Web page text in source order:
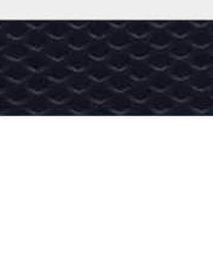
บรรทุก
ปั๊ม
คอนกรีต
ติดต่อ
ตอน
นี้